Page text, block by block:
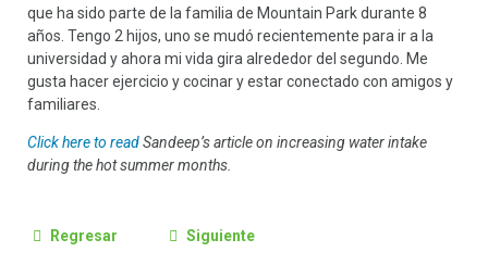
que ha sido parte de la familia de Mountain Park durante 8
años. Tengo 2 hijos, uno se mudó recientemente para ir a la
universidad y ahora mi vida gira alrededor del segundo. Me
gusta hacer ejercicio y cocinar y estar conectado con amigos y
familiares.
Click here to readSandeep’s article on increasing water intake
during the hot summer months.
Regresar Siguiente